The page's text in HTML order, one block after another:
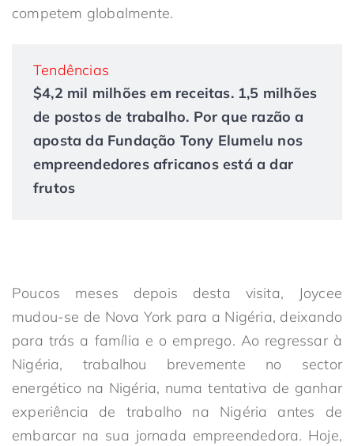
competem globalmente.
Tendências
$4,2 mil milhões em receitas. 1,5 milhões
de postos de trabalho. Por que razão a
aposta da Fundação Tony Elumelu nos
empreendedores africanos está a dar
frutos
Poucos meses depois desta visita, Joycee
mudou-se de Nova York para a Nigéria, deixando
para trás a família e o emprego. Ao regressar à
Nigéria, trabalhou brevemente no sector
energético na Nigéria, numa tentativa de ganhar
experiência de trabalho na Nigéria antes de
embarcar na sua jornada empreendedora. Hoje,